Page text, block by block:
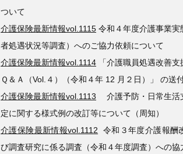
ついて
介護保険最新情報vol.1115 令和４年度介護事業実
者処遇状況等調査）へのご協力依頼について
介護保険最新情報vol.1114 「介護職員処遇改善
Ｑ＆Ａ（Vol.４）（令和４年 12 月２日）」 の送
介護保険最新情報vol.1113 介護予防・日常生活
定に関する様式例の改訂等について（周知）
介護保険最新情報vol.1112 令和３年度介護報酬
び調査研究に係る調査（令和４年度調査）への協